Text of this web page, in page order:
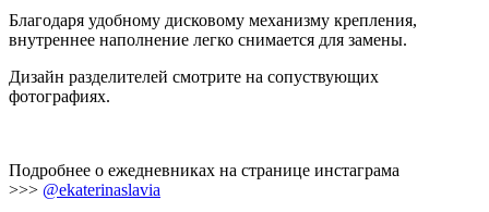
Благодаря удобному дисковому механизму крепления,
внутреннее наполнение легко снимается для замены.
Дизайн разделителей смотрите на сопуствующих
фотографиях.
Подробнее о ежедневниках на странице инстаграма
>>> @ekaterinaslavia